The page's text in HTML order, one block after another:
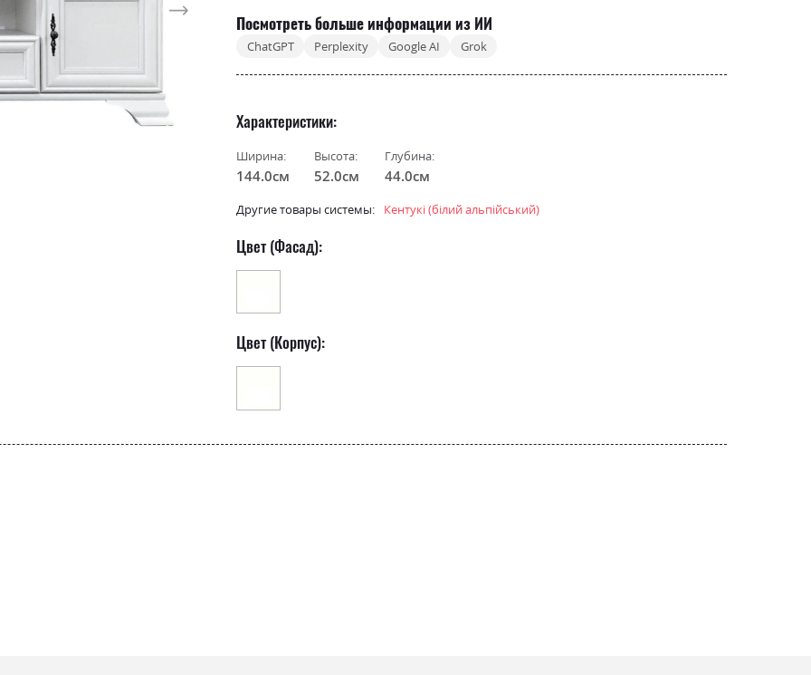
Посмотреть больше информации из ИИ
ChatGPT Perplexity Google AI Grok
Характеристики
Ширина:
144.0см
Высота:
52.0см
Глубина:
44.0см
Другие товары системы: Кентукі (білий альпійський)
Цвет (Фасад):
Цвет (Корпус):